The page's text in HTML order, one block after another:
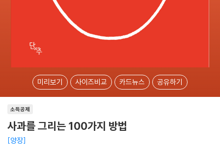
미리보기 사이즈비교 카드뉴스 공유하기
소득공제
사과를 그리는 100가지 방법
양장